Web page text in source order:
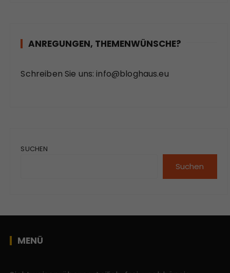
ANREGUNGEN, THEMENWÜNSCHE?
Schreiben Sie uns: info@bloghaus.eu
SUCHEN
Suchen
MENÜ